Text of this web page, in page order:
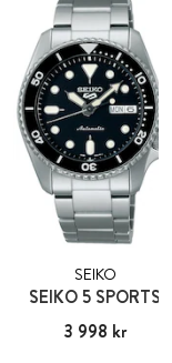
SEIKO
SEIKO 5 SPORTS
Pris :3 998 kr
3 998 kr